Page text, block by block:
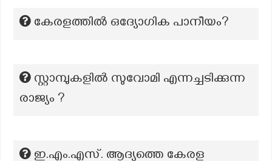
കേരളത്തിൽ ഒദ്യോഗിക പാനീയം?
സ്റ്റാമ്പുകളിൽ സുവോമി എന്നച്ചടിക്കുന്ന
രാജ്യം ?
ഇ.എം.എസ്. ആദ്യത്തെ കേരള